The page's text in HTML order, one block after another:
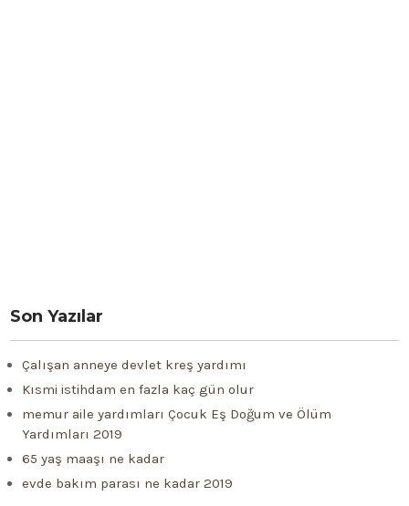
Son Yazılar
Çalışan anneye devlet kreş yardımı
Kısmi istihdam en fazla kaç gün olur
memur aile yardımları Çocuk Eş Doğum ve Ölüm
Yardımları 2019
65 yaş maaşı ne kadar
evde bakım parası ne kadar 2019